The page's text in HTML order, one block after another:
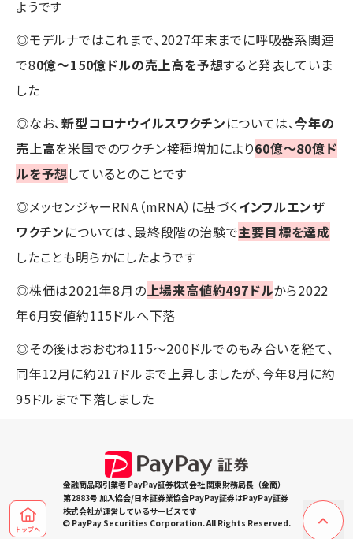
ようです
◎モデルナではこれまで、2027年末までに呼吸器系関連
で80億～150億ドルの売上高を予想すると発表していま
した
◎なお、新型コロナウイルスワクチンについては、今年の
売上高を米国でのワクチン接種増加により60億～80億ド
ルを予想しているとのことです
◎メッセンジャーRNA（mRNA）に基づくインフルエンザ
ワクチンについては、最終段階の治験で主要目標を達成
したことも明らかにしたようです
◎株価は2021年8月の 上場来高値約497ドルから2022
年6月安値約115ドルへ下落
◎その後はおおむね115～200ドルでのもみ合いを経て、
同年12月に約217ドルまで上昇しましたが、今年8月に約
95ドルまで下落しました
金融商品取引業者 PayPay証券株式会社 関東財務局長（金商）
第2883号 加入協会/日本証券業協会PayPay証券はPayPay証券
株式会社が運営しているサービスです
© PayPay Securities Corporation. All Rights Reserved.